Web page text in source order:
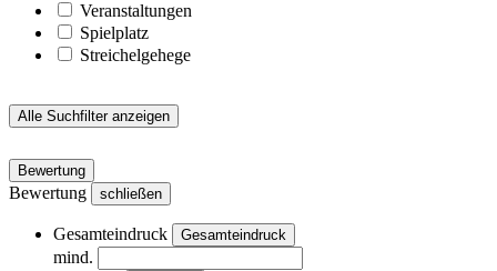
Veranstaltungen
Spielplatz
Streichelgehege
Alle Suchfilter anzeigen
Bewertung
Bewertung schließen
Gesamteindruck Gesamteindruck
mind.